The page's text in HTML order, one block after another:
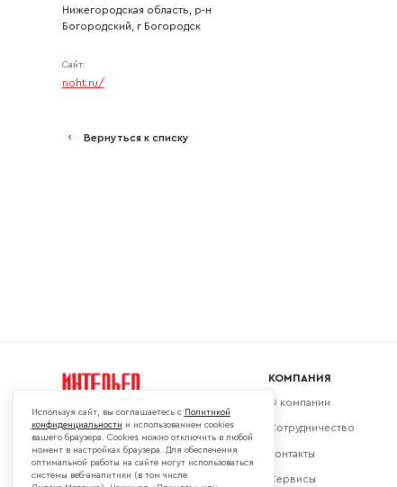
Нижегородская область, р-н
Богородский, г Богородск
Сайт:
noht.ru/
Вернуться к списку
Мы в социальных сетях:
КОМПАНИЯ
О компании
Сотрудничество
Контакты
Сервисы
Используя сайт, вы соглашаетесь с Политикой
конфиденциальности и использованием cookies
вашего браузера. Cookies можно отключить в любой
момент в настройках браузера. Для обеспечения
оптимальной работы на сайте могут использоваться
системы веб-аналитики (в том числе